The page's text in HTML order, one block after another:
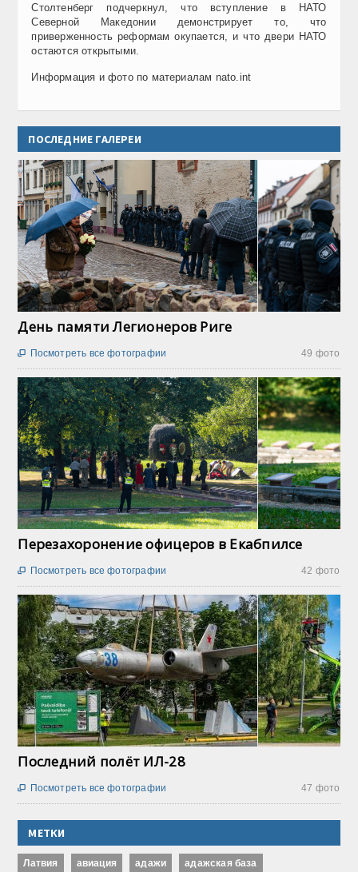
Столтенберг подчеркнул, что вступление в НАТО
Северной Македонии демонстрирует то, что
приверженность реформам окупается, и что двери НАТО
остаются открытыми.
Информация и фото по материалам nato.int
ПОСЛЕДНИЕ ГАЛЕРЕИ
День памяти Легионеров Риге
49 фото
 Посмотреть все фотографии
Перезахоронение офицеров в Екабпилсе
42 фото
 Посмотреть все фотографии
Последний полёт ИЛ-28
47 фото
 Посмотреть все фотографии
МЕТКИ
Латвия авиация адажи адажская база